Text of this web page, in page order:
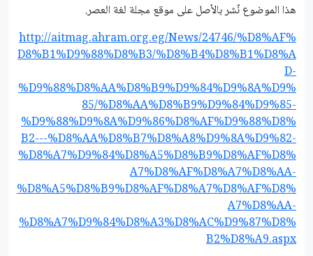
هذا الموضوع نٌشر باﻷصل على موقع مجلة لغة العصر.
http://aitmag.ahram.org.eg/News/24746/%D8%AF%
D8%B1%D9%88%D8%B3/%D8%B4%D8%B1%D8%A
D-
%D9%88%D8%AA%D8%B9%D9%84%D9%8A%D9%
85/%D8%AA%D8%B9%D9%84%D9%85-
%D9%88%D9%8A%D9%86%D8%AF%D9%88%D8%
B2---%D8%AA%D8%B7%D8%A8%D9%8A%D9%82-
%D8%A7%D9%84%D8%A5%D8%B9%D8%AF%D8%
A7%D8%AF%D8%A7%D8%AA-
%D8%A5%D8%B9%D8%AF%D8%A7%D8%AF%D8%
A7%D8%AA-
%D8%A7%D9%84%D8%A3%D8%AC%D9%87%D8%
B2%D8%A9.aspx